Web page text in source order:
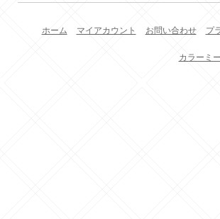
ホーム マイアカウント お問い合わせ プ
カラーミ